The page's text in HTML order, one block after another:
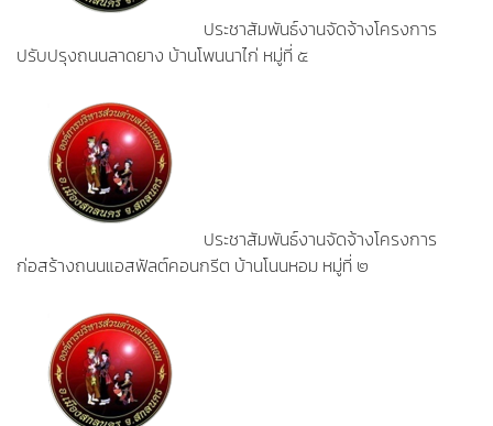
ประชาสัมพันธ์งานจัดจ้างโครงการ
ปรับปรุงถนนลาดยาง บ้านโพนนาไก่ หมู่ที่ ๕
ประชาสัมพันธ์งานจัดจ้างโครงการ
ก่อสร้างถนนแอสฟัลต์คอนกรีต บ้านโนนหอม หมู่ที่ ๒